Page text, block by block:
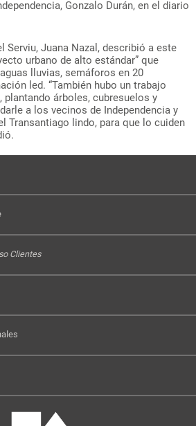
Gonzalo Durán, en el diario
Serviu, Juana Nazal, describió a este
urbano de alto estándar” que
lluvias, semáforos en 20
led. “También hubo un trabajo
árboles, cubresuelos y
a los vecinos de Independencia y
Transantiago lindo, para que lo cuiden
Clientes